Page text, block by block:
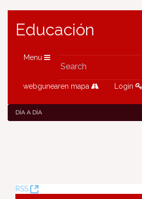
Educación
Menu
webgunearen mapa Login
DÍA A DÍA
RSS
(Opens